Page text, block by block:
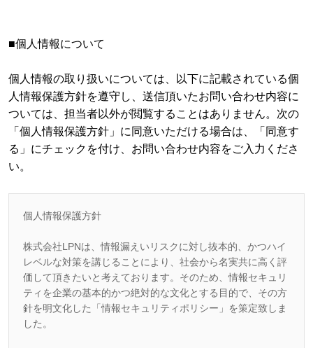
■個人情報について
個人情報の取り扱いについては、以下に記載されている個
人情報保護方針を遵守し、送信頂いたお問い合わせ内容に
ついては、担当者以外が閲覧することはありません。次の
「個人情報保護方針」に同意いただける場合は、「同意す
る」にチェックを付け、お問い合わせ内容をご入力くださ
い。
個人情報保護方針
株式会社LPNは、情報漏えいリスクに対し抜本的、かつハイ
レベルな対策を講じることにより、社会から名実共に高く評
価して頂きたいと考えております。そのため、情報セキュリ
ティを企業の基本的かつ絶対的な文化とする目的で、その方
針を明文化した「情報セキュリティポリシー」を策定致しま
した。